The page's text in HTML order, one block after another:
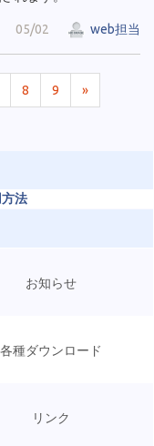
05/02 web担当
8 9 »
法
お知らせ
各種ダウンロード
リンク